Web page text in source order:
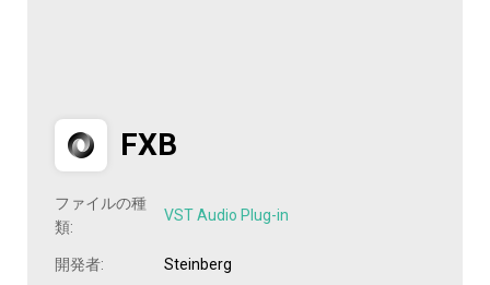
FXB
ファイルの種
類:
VST Audio Plug-in
開発者: Steinberg